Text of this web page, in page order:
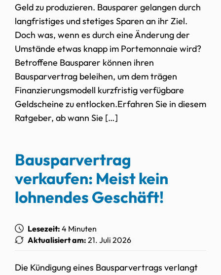
Geld zu produzieren. Bausparer gelangen durch
langfristiges und stetiges Sparen an ihr Ziel.
Doch was, wenn es durch eine Änderung der
Umstände etwas knapp im Portemonnaie wird?
Betroffene Bausparer können ihren
Bausparvertrag beleihen, um dem trägen
Finanzierungsmodell kurzfristig verfügbare
Geldscheine zu entlocken.Erfahren Sie in diesem
Ratgeber, ab wann Sie […]
Bausparvertrag
verkaufen: Meist kein
lohnendes Geschäft!
Lesezeit: 4 Minuten
Aktualisiert am: 21. Juli 2026
Die Kündigung eines Bausparvertrags verlangt